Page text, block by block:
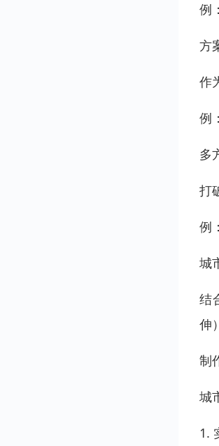
例
方
作
例
多
打
例
城
结
伸
制
城
1.